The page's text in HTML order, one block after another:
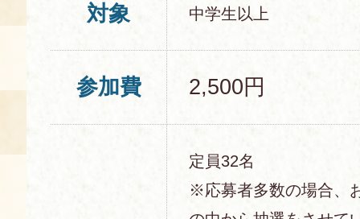
対象 中学生以上
参加費 2,500円
定員32名
※応募者多数の場合、